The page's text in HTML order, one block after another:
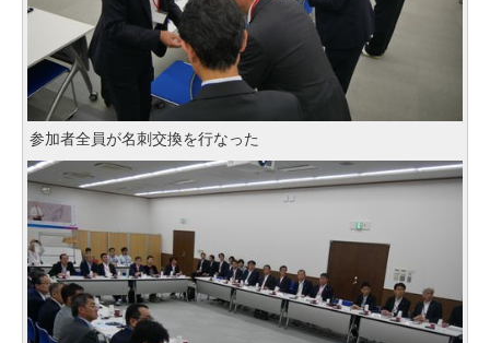
参加者全員が名刺交換を行なった